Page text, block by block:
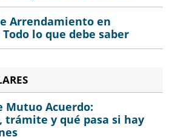
Arrendamiento en
lo que debe saber
Mutuo Acuerdo:
trámite y qué pasa si hay